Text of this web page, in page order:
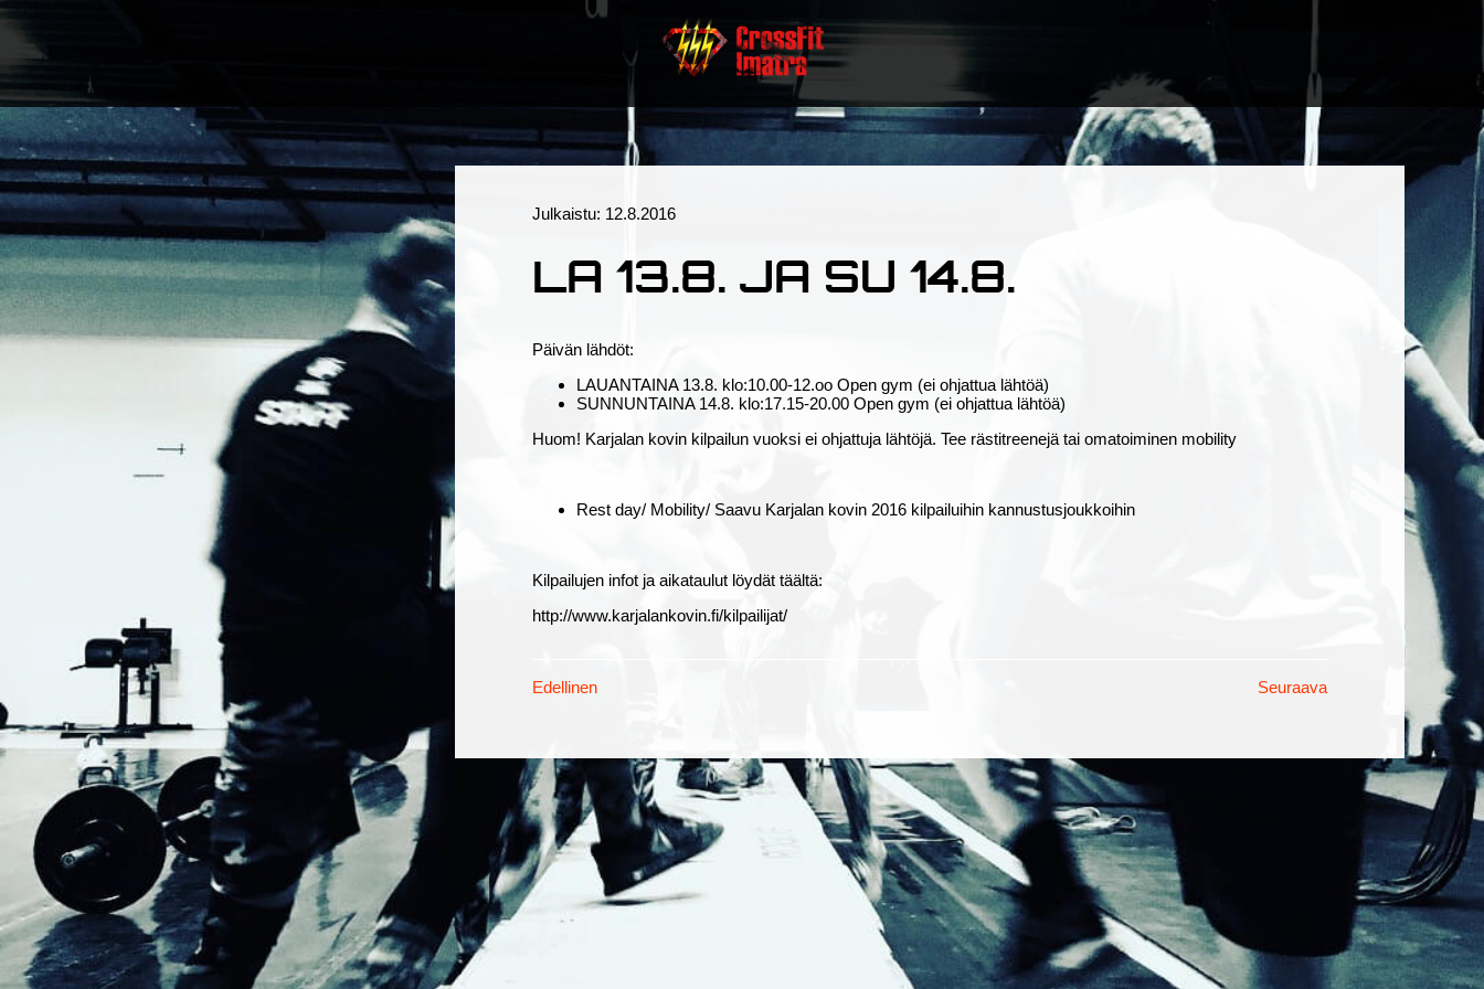
Julkaistu: 12.8.2016
LA 13.8. JA SU 14.8.
Päivän lähdöt:
LAUANTAINA 13.8. klo:10.00-12.oo Open gym (ei ohjattua lähtöä)
SUNNUNTAINA 14.8. klo:17.15-20.00 Open gym (ei ohjattua lähtöä)
Huom! Karjalan kovin kilpailun vuoksi ei ohjattuja lähtöjä. Tee rästitreenejä tai omatoiminen mobility
Rest day/ Mobility/ Saavu Karjalan kovin 2016 kilpailuihin kannustusjoukkoihin
Kilpailujen infot ja aikataulut löydät täältä:
http://www.karjalankovin.fi/kilpailijat/
Edellinen Seuraava